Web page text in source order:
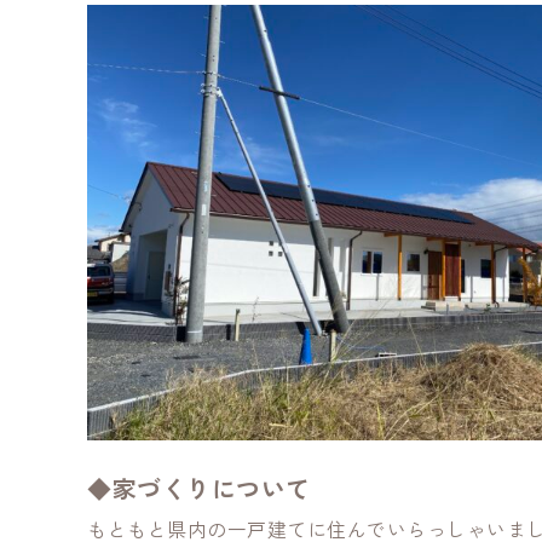
◆家づくりについて
もともと県内の一戸建てに住んでいらっしゃいま